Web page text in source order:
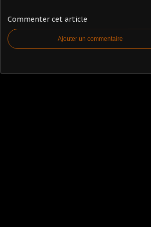
Commenter cet article
Ajouter un commentaire